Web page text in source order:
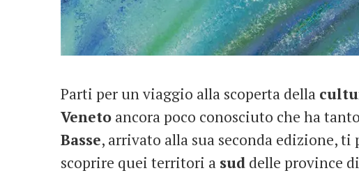
Parti per un viaggio alla scoperta della
Veneto ancora poco conosciuto che ha
Basse, arrivato alla sua seconda edizione, ti
scoprire quei territori a sud delle province